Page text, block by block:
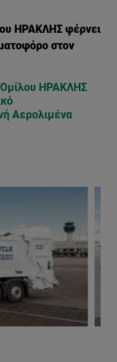
ΗΡΑΚΛΗΣ φέρνει
στον
Ομίλου ΗΡΑΚΛΗΣ
Αερολιμένα